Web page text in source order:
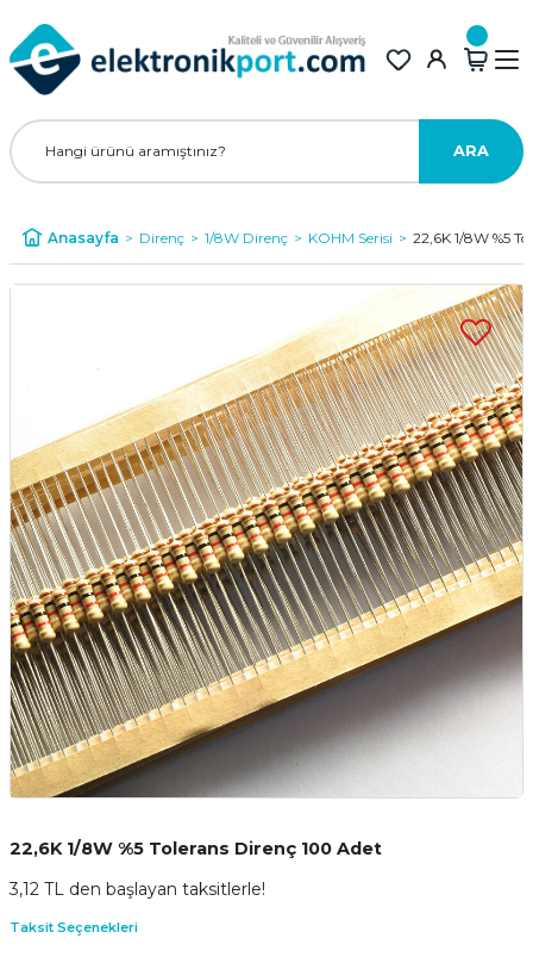
ARA
Anasayfa Direnç 1/8W Direnç KOHM Serisi 22,6K 1/8W %5
22,6K 1/8W %5 Tolerans Direnç 100 Adet
3,12 TL den başlayan taksitlerle!
Taksit Seçenekleri